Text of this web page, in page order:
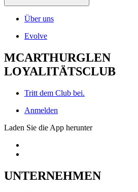
Über uns
Evolve
MCARTHURGLEN
LOYALITÄTSCLUB
Tritt dem Club bei.
Anmelden
Laden Sie die App herunter
UNTERNEHMEN